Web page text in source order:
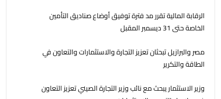
الرقابة المالية تقرر مد فترة توفيق أوضاع صناديق التأمين
الخاصة حتى 31 ديسمبر المقبل
مصر والبرازيل تبحثان تعزيز التجارة والاستثمارات والتعاون في
الطاقة والتكرير
وزير الاستثمار يبحث مع نائب وزير التجارة الصيني تعزيز التعاون